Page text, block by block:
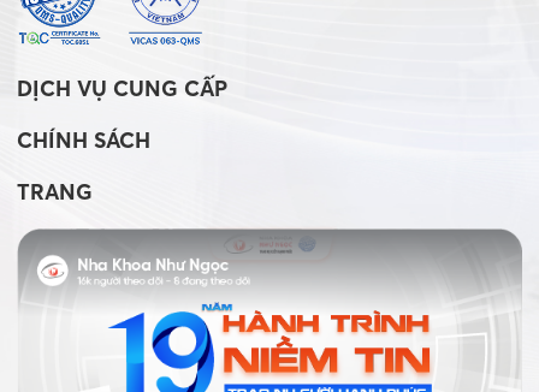
DỊCH VỤ CUNG CẤP
CHÍNH SÁCH
TRANG